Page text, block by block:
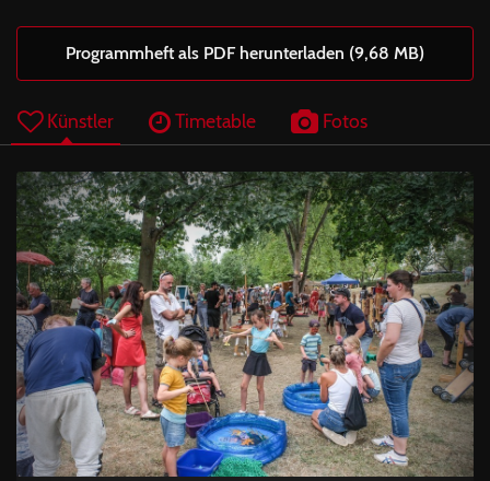
Programmheft als PDF herunterladen (9,68 MB)
Künstler Timetable Fotos